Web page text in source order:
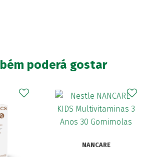
poderá gostar
NANCARE